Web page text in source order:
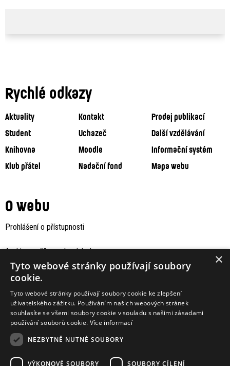
Rychlé odkazy
Aktuality Kontakt
Prodej publikací
Student
Uchazeč
Další vzdělávání
Knihovna
Moodle
Informační systém
Klub přátel
Nadační fond Mapa webu
O webu
Prohlášení o přístupnosti
Archiv staršího webu Jaboku ×
Tyto webové stránky používají soubory
cookie.
Tyto webové stránky používají soubory cookie ke zlepšení
uživatelského zážitku. Používáním našich webových stránek
souhlasíte se všemi soubory cookie v souladu s našimi zásadami
používání souborů cookie. Více informací
NEZBYTNĚ NUTNÉ SOUBORY
VÝKONOVÉ SOUBORY SOUBORY CÍLENÍ